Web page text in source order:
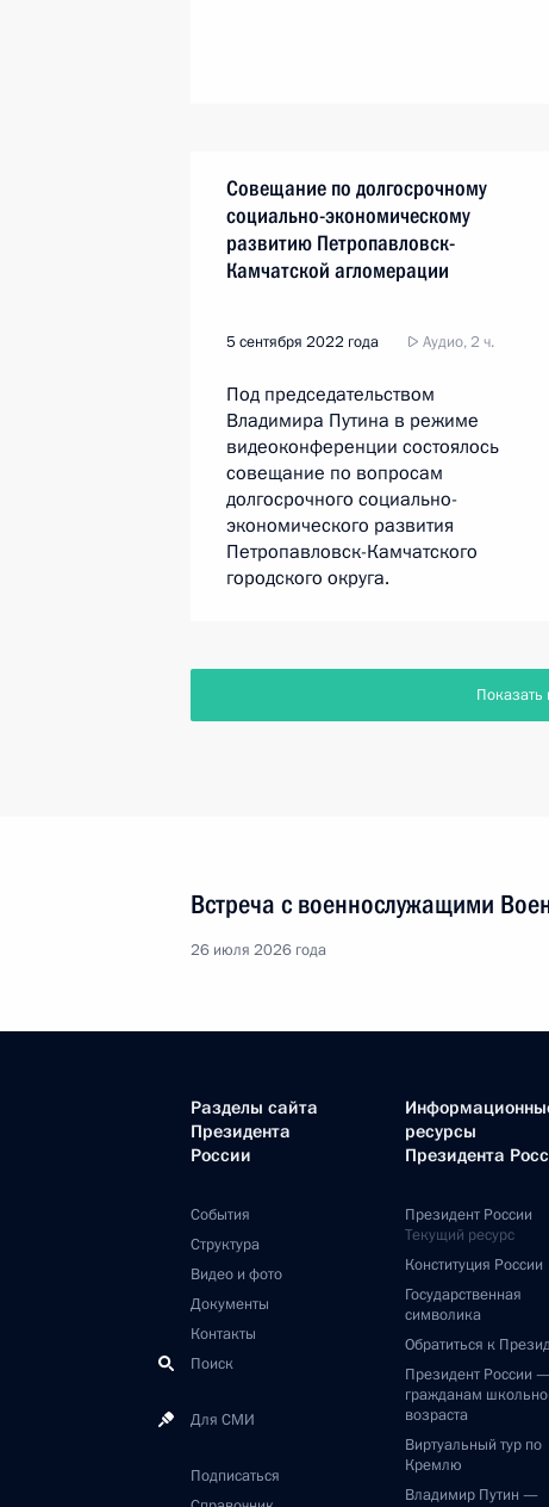
Совещание по долгосрочному
социально-экономическому
развитию Петропавловск-
Камчатской агломерации
5 сентября 2022 года Аудио, 2 ч.
Под председательством
Владимира Путина в режиме
видеоконференции состоялось
совещание по вопросам
долгосрочного социально-
экономического развития
Петропавловск-Камчатского
городского округа.
Встреча с военнослужащими
26 июля 2026 года
Разделы сайта
Президента
России
События
Структура
Видео и фото
Документы
Контакты
Поиск
Для СМИ
Подписаться
ресурсы
Президента
Президент России
Текущий ресурс
Конституция России
Государственная
символика
Обратиться к
Президент России
гражданам
возраста
Виртуальный тур по
Кремлю
Владимир Путин —